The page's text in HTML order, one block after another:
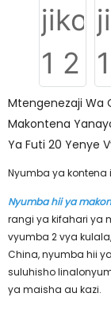
Mtengenezaji Wa
Makontena
Ya Futi 20 Yenye
Nyumba ya kontena
Nyumba hii ya
rangi ya kifahari ya
vyumba 2 vya kulala,
China, nyumba hii
suluhisho
ya maisha au kazi.